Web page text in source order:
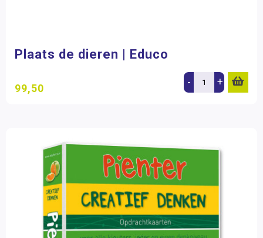
Plaats de dieren | Educo
99,50 - +